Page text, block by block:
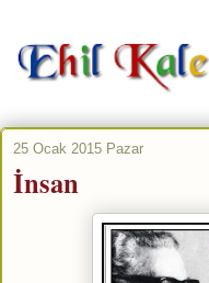
25 Ocak 2015 Pazar
İnsan